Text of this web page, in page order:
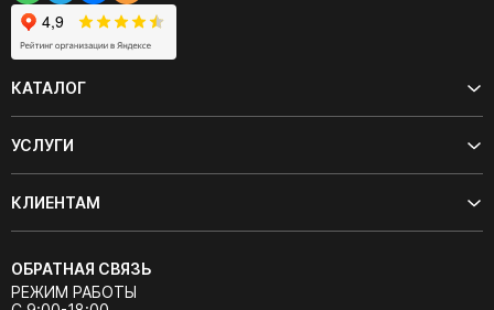
КАТАЛОГ
УСЛУГИ
КЛИЕНТАМ
ОБРАТНАЯ СВЯЗЬ
РЕЖИМ РАБОТЫ